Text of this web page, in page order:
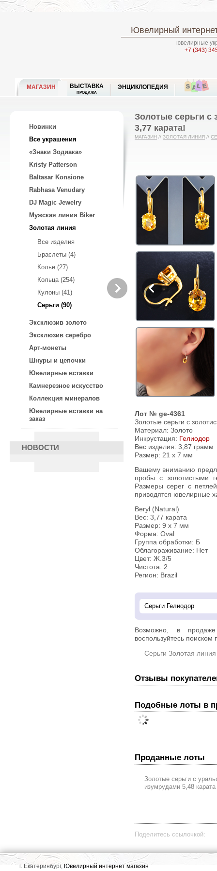
Ювелирный
ювелирные
+7 (343)
МАГАЗИН ВЫСТАВКА
ПРОДАЖА
ЭНЦИКЛОПЕДИЯ
Новинки
Все украшения
«Знаки Зодиака»
Kristy Patterson
Baltasar Konsione
Rabhasa Venudary
DJ Magic Jewelry
Мужская линия Biker
Золотая линия
Все изделия
Браслеты (4)
Колье (27)
Кольца (254)
Кулоны (41)
Серьги (90)
Эксклюзив золото
Эксклюзив серебро
Арт-монеты
Шнуры и цепочки
Ювелирные вставки
Камнерезное искусство
Коллекция минералов
Ювелирные вставки на
заказ
НОВОСТИ
Золотые серьги с
3,77 карата!
МАГАЗИН // ЗОЛОТАЯ ЛИНИЯ //
Лот № ge-4361
Золотые серьги с
Материал: Золото
Инкрустация: Гелиодор
Вес изделия: 3,87 грамм
Размер: 21 х 7 мм
Вашему вниманию предлагается серьги из желтого золота 585
пробы с золотистыми
Размеры серег с
приводятся ювелирные
Beryl (Natural)
Вес: 3,77 карата
Размер: 9 х 7 мм
Форма: Oval
Группа обработки: Б
Облагораживание: Нет
Цвет: Ж.3/5
Чистота: 2
Регион: Brazil
Возможно, в
воспользуйтесь поиском
Серьги Золотая линия
Отзывы
Подобные лоты в
Проданные лоты
Золотые серьги с
изумрудами 5,48 карата
Поделитесь ссылочкой:
г. Екатеринбург, Ювелирный интернет магазин